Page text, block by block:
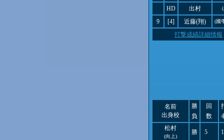
HD 出村
9 [4] 近藤(翔) (國
打撃成績詳細情報
名前
出身校
勝
負
回
数
松村
(向上)
勝 5